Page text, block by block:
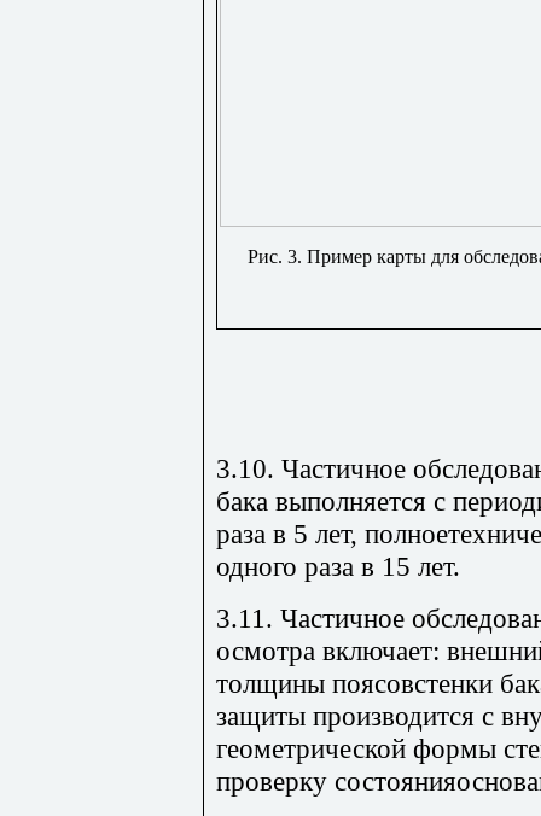
Рис. 3. Пример карты для
3.10. Частичное
бака выполняется с
раза в 5 лет,
одного раза в 15 лет.
3.11. Частичное
осмотра включает:
толщины поясовстенки
защиты производится с
геометрической формы
проверку